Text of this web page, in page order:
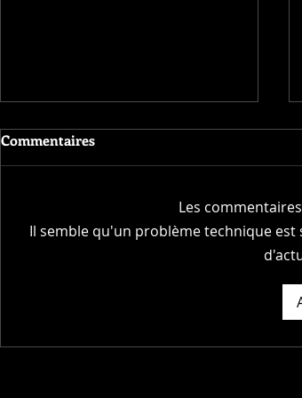
NOS REALISATIONS
Commentaires
Les
Il semble qu'un problème technique est